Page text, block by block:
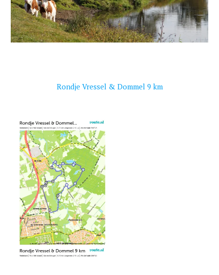
Rondje Vressel & Dommel 9 km